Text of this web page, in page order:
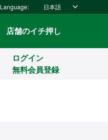
Language: 日本語
店舗のイチ押し
ログイン
無料会員登録